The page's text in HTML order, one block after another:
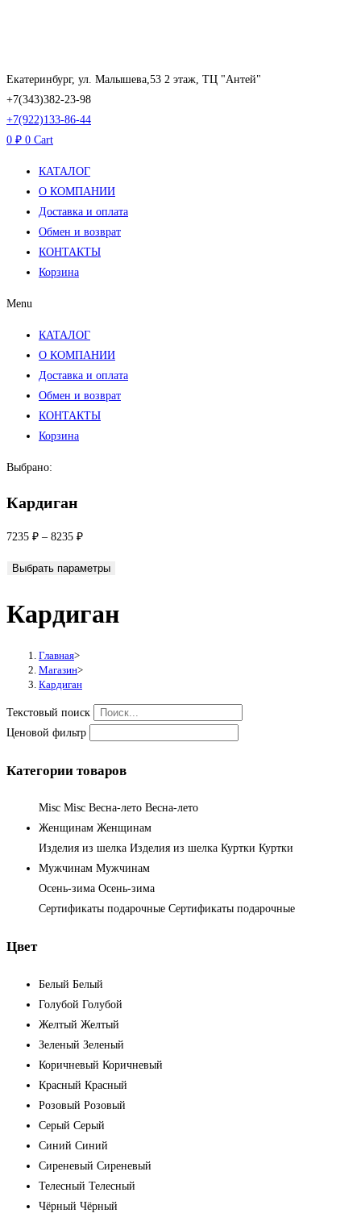
Екатеринбург, ул. Малышева,53 2 этаж, ТЦ "Антей"
+7(343)382-23-98
+7(922)133-86-44
0 ₽ 0 Cart
КАТАЛОГ
О КОМПАНИИ
Доставка и оплата
Обмен и возврат
КОНТАКТЫ
Корзина
Menu
КАТАЛОГ
О КОМПАНИИ
Доставка и оплата
Обмен и возврат
КОНТАКТЫ
Корзина
Выбрано:
Кардиган
7235 ₽ – 8235 ₽
Выбрать параметры
Кардиган
Главная>
Магазин>
Кардиган
Текстовый поиск
Ценовой фильтр
Категории товаров
Misc Misc Весна-лето Весна-лето
Женщинам Женщинам
Изделия из шелка Изделия из шелка Куртки Куртки
Мужчинам Мужчинам
Осень-зима Осень-зима
Сертификаты подарочные Сертификаты подарочные
Цвет
Белый Белый
Голубой Голубой
Желтый Желтый
Зеленый Зеленый
Коричневый Коричневый
Красный Красный
Розовый Розовый
Серый Серый
Синий Синий
Сиреневый Сиреневый
Телесный Телесный
Чёрный Чёрный